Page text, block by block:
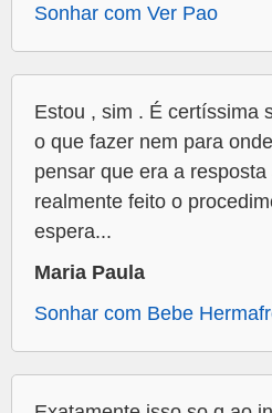
Sonhar com Ver Pao
Estou , sim . É certíssima
o que fazer nem para
pensar que era a
realmente feito o
espera...
Maria Paula
Sonhar com Bebe